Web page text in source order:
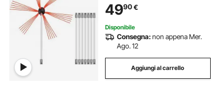
dispositivo di pulizia a ultrasuoni
compressore pulizie
4990€
Disponibile
Consegna:non appena Mer.
Ago. 12
Aggiungi al carrello